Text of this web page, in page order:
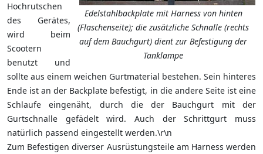
Edelstahlbackplate mit Harness von hinten
(Flaschenseite); die zusätzliche Schnalle (rechts
auf dem Bauchgurt) dient zur Befestigung der
Tanklampe
Hochrutschen
des Gerätes,
wird beim
Scootern
benutzt und
sollte aus einem weichen Gurtmaterial bestehen. Sein hinteres
Ende ist an der Backplate befestigt, in die andere Seite ist eine
Schlaufe eingenäht, durch die der Bauchgurt mit der
Gurtschnalle gefädelt wird. Auch der Schrittgurt muss
natürlich passend eingestellt werden.\r\n
Zum Befestigen diverser Ausrüstungsteile am Harness werden